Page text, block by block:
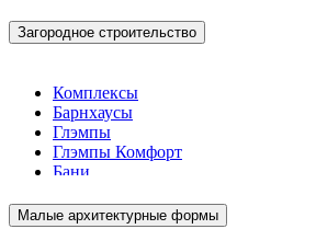
Загородное строительство
Комплексы
Барнхаусы
Глэмпы
Глэмпы Комфорт
Бани
Малые архитектурные формы